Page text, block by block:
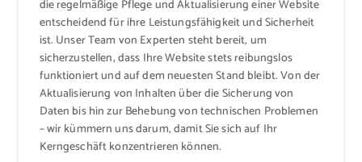
die regelmäßige Pflege und Aktualisierung einer Website
entscheidend für ihre Leistungsfähigkeit und Sicherheit
ist. Unser Team von Experten steht bereit, um
sicherzustellen, dass Ihre Website stets reibungslos
funktioniert und auf dem neuesten Stand bleibt. Von der
Aktualisierung von Inhalten über die Sicherung von
Daten bis hin zur Behebung von technischen Problemen
– wir kümmern uns darum, damit Sie sich auf Ihr
Kerngeschäft konzentrieren können.